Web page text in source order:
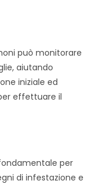
può monitorare
aiutando
iniziale ed
effettuare il
per
di infestazione e